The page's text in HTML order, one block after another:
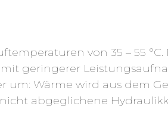
von 35 – 55
geringerer
um: Wärme wird aus dem
abgeglichene